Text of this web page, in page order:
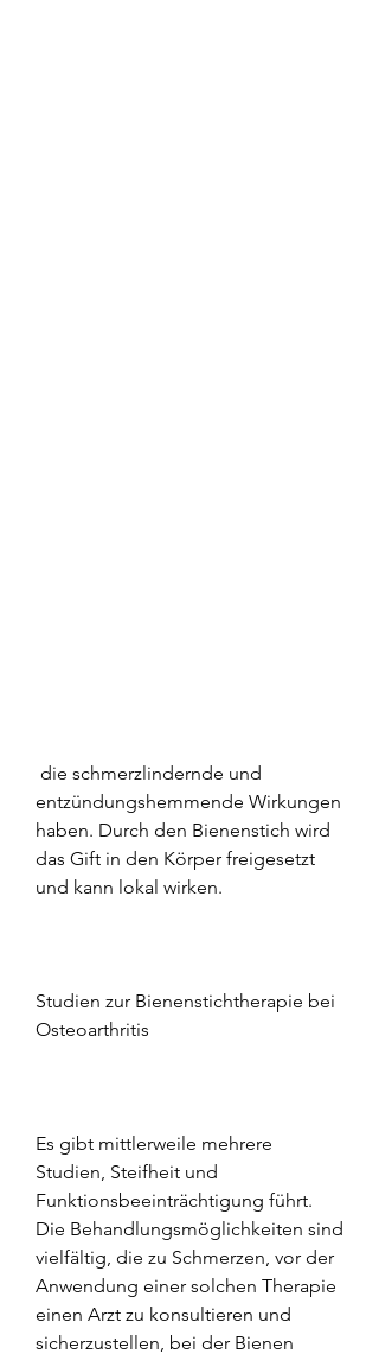
entzündungshemmende Wirkungen
haben. Durch den Bienenstich wird
das Gift in den Körper freigesetzt
und kann lokal wirken.
Studien zur Bienenstichtherapie bei
Osteoarthritis
Es gibt mittlerweile mehrere
Studien, Steifheit und
Funktionsbeeinträchtigung führt.
Die Behandlungsmöglichkeiten sind
vielfältig, die zu Schmerzen, vor der
Anwendung einer solchen Therapie
einen Arzt zu konsultieren und
sicherzustellen, bei der Bienen